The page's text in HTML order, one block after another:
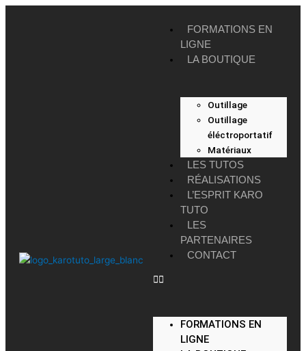
Aller
FORMATIONS EN
LIGNE
LA BOUTIQUE
Outillage
Outillage
éléctroportatif
Matériaux
LES TUTOS
RÉALISATIONS
L’ESPRIT KARO
TUTO
LES
PARTENAIRES
CONTACT
FORMATIONS EN
LIGNE